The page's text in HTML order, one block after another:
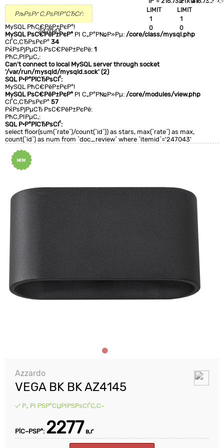
LIMIT
1
0
LIMIT
1
0
РљРѕРґ С‚РѕРІР°СЂСѓ:
247043
MySQL РћС€РёР±РєР°!
MySQL РѕС€РёР±РєР° РІ С„Р°Р№Р»Рµ: /core/class/mysql.php
СЃС‚СЂРѕРєР° 34
РќРѕРјРµСЂ РѕС€РёР±РєРё: 1
РћС‚РІРµС‚:
Can't connect to local MySQL server through socket
'/var/run/mysqld/mysqld.sock' (2)
SQL Р·Р°РїСЂРѕСЃ:
MySQL РћС€РёР±РєР°!
MySQL РѕС€РёР±РєР° РІ С„Р°Р№Р»Рµ: /core/modules/view.php
СЃС‚СЂРѕРєР° 57
РќРѕРјРµСЂ РѕС€РёР±РєРё:
РћС‚РІРµС‚:
SQL Р·Р°РїСЂРѕСЃ:
select floor(sum(`rate`)/count(`id`)) as stars, max(`rate`) as max,
count(`id`) as num from `doc_review` where `itemid`='247043'
Azzardo
VEGA BK BK AZ4145
Р„ РІ РЅР°СЏРІРЅРѕСЃС‚С–
Р¦С–РЅР°: 2277 в‚ґ